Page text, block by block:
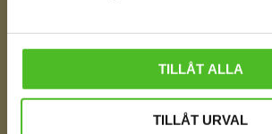
TILLÅT ALLA
TILLÅT URVAL
FÅ TIPS OM NYHETER!